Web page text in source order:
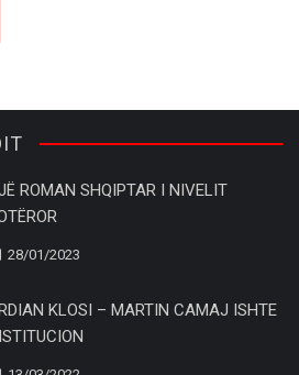
ROMAN SHQIPTAR I NIVELIT
28/01/2023
KLOSI – MARTIN CAMAJ ISHTE